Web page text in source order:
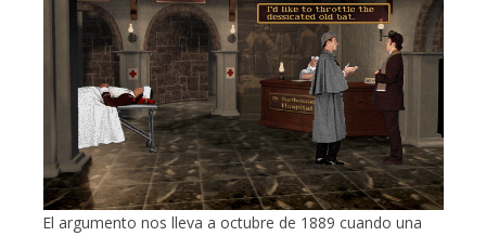
El argumento nos lleva a octubre de 1889 cuando una